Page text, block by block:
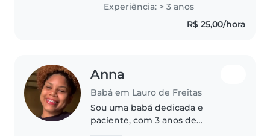
cuidado, atenção e convivência
diária com crianças. Sou..
Experiência: > 3 anos
R$ 25,00/hora
Anna
Babá em Lauro de Freitas
Sou uma babá dedicada e
paciente, com 3 anos de